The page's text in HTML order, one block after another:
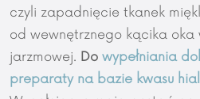
czyli zapadnięcie tkanek
od wewnętrznego kącika oka
jarzmowej. Do wypełniania
preparaty na bazie kwasu